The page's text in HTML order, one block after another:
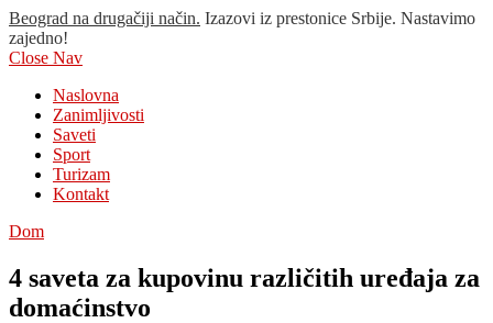
Beograd na drugačiji način. Izazovi iz prestonice Srbije. Nastavimo
zajedno!
Close Nav
Naslovna
Zanimljivosti
Saveti
Sport
Turizam
Kontakt
Dom
4 saveta za kupovinu različitih uređaja za
domaćinstvo